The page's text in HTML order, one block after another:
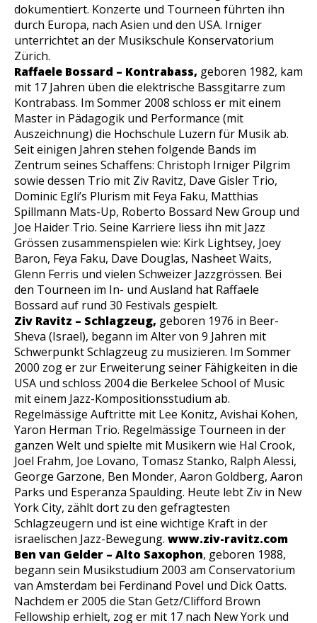
dokumentiert. Konzerte und Tourneen führten ihn
durch Europa, nach Asien und den USA. Irniger
unterrichtet an der Musikschule Konservatorium
Zürich.
Raffaele Bossard – Kontrabass, geboren 1982, kam
mit 17 Jahren üben die elektrische Bassgitarre zum
Kontrabass. Im Sommer 2008 schloss er mit einem
Master in Pädagogik und Performance (mit
Auszeichnung) die Hochschule Luzern für Musik ab.
Seit einigen Jahren stehen folgende Bands im
Zentrum seines Schaffens: Christoph Irniger Pilgrim
sowie dessen Trio mit Ziv Ravitz, Dave Gisler Trio,
Dominic Egli’s Plurism mit Feya Faku, Matthias
Spillmann Mats-Up, Roberto Bossard New Group und
Joe Haider Trio. Seine Karriere liess ihn mit Jazz
Grössen zusammenspielen wie: Kirk Lightsey, Joey
Baron, Feya Faku, Dave Douglas, Nasheet Waits,
Glenn Ferris und vielen Schweizer Jazzgrössen. Bei
den Tourneen im In- und Ausland hat Raffaele
Bossard auf rund 30 Festivals gespielt.
Ziv Ravitz – Schlagzeug, geboren 1976 in Beer-
Sheva (Israel), begann im Alter von 9 Jahren mit
Schwerpunkt Schlagzeug zu musizieren. Im Sommer
2000 zog er zur Erweiterung seiner Fähigkeiten in die
USA und schloss 2004 die Berkelee School of Music
mit einem Jazz-Kompositionsstudium ab.
Regelmässige Auftritte mit Lee Konitz, Avishai Kohen,
Yaron Herman Trio. Regelmässige Tourneen in der
ganzen Welt und spielte mit Musikern wie Hal Crook,
Joel Frahm, Joe Lovano, Tomasz Stanko, Ralph Alessi,
George Garzone, Ben Monder, Aaron Goldberg, Aaron
Parks und Esperanza Spaulding. Heute lebt Ziv in New
York City, zählt dort zu den gefragtesten
Schlagzeugern und ist eine wichtige Kraft in der
israelischen Jazz-Bewegung. www.ziv-ravitz.com
Ben van Gelder – Alto Saxophon, geboren 1988,
begann sein Musikstudium 2003 am Conservatorium
van Amsterdam bei Ferdinand Povel und Dick Oatts.
Nachdem er 2005 die Stan Getz/Clifford Brown
Fellowship erhielt, zog er mit 17 nach New York und